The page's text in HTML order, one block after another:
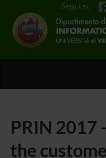
Segui su
PRIN 2017
the